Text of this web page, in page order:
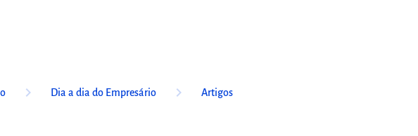
keyboard_arrow_right Dia a dia do Empresário keyboard_arrow_right Artigos